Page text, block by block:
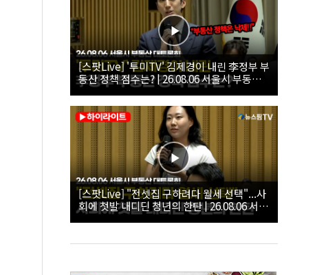
[스팟Live] '투미TV' 김제경이 내린 李정부 부
동산 정책 점수는? | 26.08.06 서울시 부동산
대토론회
[스팟Live] "전셋집 구하려다 월세 선택"...사
회에 첫발 내디딘 청년의 한탄 | 26.08.06 서울
시 부동산 대토론회